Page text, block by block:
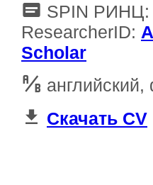
SPIN РИНЦ:
ResearcherID:
Scholar
Скачать CV